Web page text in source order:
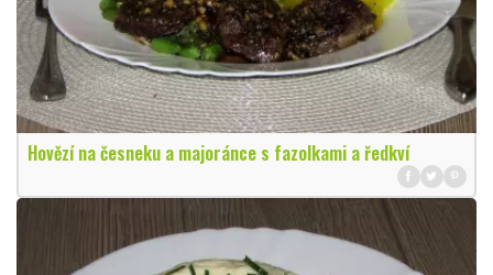
Hovězí na česneku a majoránce s fazolkami a ředkví